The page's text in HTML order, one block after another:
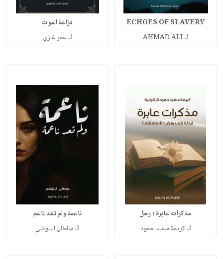
ECHOES OF SLAVERY
لـAHMAD ALI
فزاعة الموت
لـعمر غازي
مذكرات عابرة ؛ رحل
لـكريمة سعيد حمود
ناعمة ولم تعد ناعم
لـسلطان البلوشي